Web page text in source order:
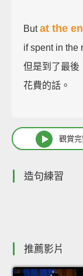
Butat the
if spent in the
但是到了最後
花費的話。
觀賞完
造句練習
推薦影片